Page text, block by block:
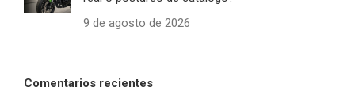
9 de agosto de 2026
Comentarios recientes